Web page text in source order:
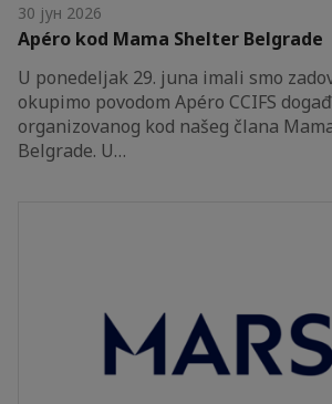
30 јун 2026
Apéro kod Mama Shelter Belgrade
U ponedeljak 29. juna imali smo
okupimo povodom Apéro CCIFS
organizovanog kod našeg člana
Belgrade. U…